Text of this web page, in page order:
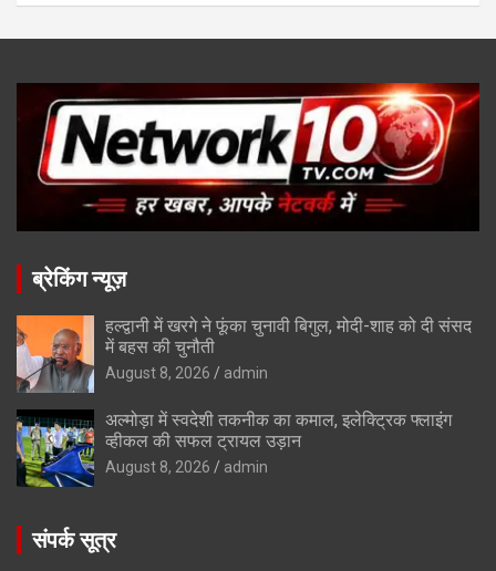
ब्रेकिंग न्यूज़
हल्द्वानी में खरगे ने फूंका चुनावी बिगुल, मोदी-शाह को दी संसद
में बहस की चुनौती
August 8, 2026 admin
अल्मोड़ा में स्वदेशी तकनीक का कमाल, इलेक्ट्रिक फ्लाइंग
व्हीकल की सफल ट्रायल उड़ान
August 8, 2026 admin
संपर्क सूत्र